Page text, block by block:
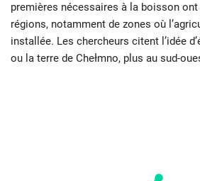
premières nécessaires à la boisson ont
régions, notamment de zones où
installée. Les chercheurs citent l’idée
ou la terre de Chełmno, plus au sud-